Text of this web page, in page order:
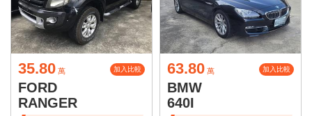
35.80 萬 加入比較
FORD
RANGER
63.80 萬 加入比較
BMW
640I